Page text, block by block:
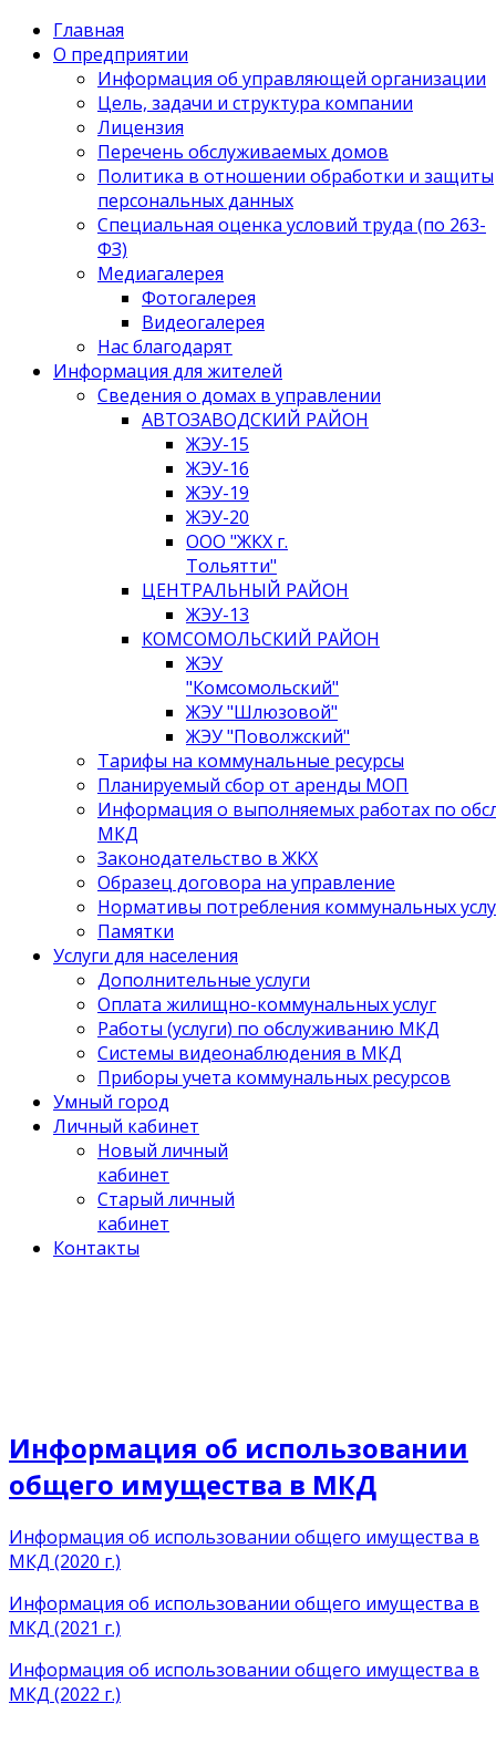
Главная
О предприятии
Информация об управляющей организации
Цель, задачи и структура компании
Лицензия
Перечень обслуживаемых домов
Политика в отношении обработки и защиты
персональных данных
Специальная оценка условий труда (по 263-
ФЗ)
Медиагалерея
Фотогалерея
Видеогалерея
Нас благодарят
Информация для жителей
Сведения о домах в управлении
АВТОЗАВОДСКИЙ РАЙОН
ЖЭУ-15
ЖЭУ-16
ЖЭУ-19
ЖЭУ-20
ООО "ЖКХ г.
Тольятти"
ЦЕНТРАЛЬНЫЙ РАЙОН
ЖЭУ-13
КОМСОМОЛЬСКИЙ РАЙОН
ЖЭУ
"Комсомольский"
ЖЭУ "Шлюзовой"
ЖЭУ "Поволжский"
Тарифы на коммунальные ресурсы
Планируемый сбор от аренды МОП
Информация о выполняемых работах по
МКД
Законодательство в ЖКХ
Образец договора на управление
Нормативы потребления коммунальных
Памятки
Услуги для населения
Дополнительные услуги
Оплата жилищно-коммунальных услуг
Работы (услуги) по обслуживанию МКД
Системы видеонаблюдения в МКД
Приборы учета коммунальных ресурсов
Умный город
Личный кабинет
Новый личный
кабинет
Старый личный
кабинет
Контакты
Информация об использовании
общего имущества в МКД
Информация об использовании общего имущества в
МКД (2020 г.)
Информация об использовании общего имущества в
МКД (2021 г.)
Информация об использовании общего имущества в
МКД (2022 г.)